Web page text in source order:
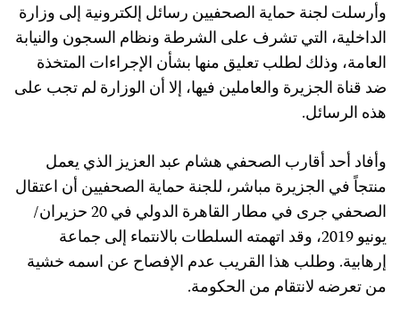
وأرسلت لجنة حماية الصحفيين رسائل إلكترونية إلى وزارة
الداخلية، التي تشرف على الشرطة ونظام السجون والنيابة
العامة، وذلك لطلب تعليق منها بشأن الإجراءات المتخذة
ضد قناة الجزيرة والعاملين فيها، إلا أن الوزارة لم تجب على
هذه الرسائل.
وأفاد أحد أقارب الصحفي هشام عبد العزيز الذي يعمل
منتجاً في الجزيرة مباشر، للجنة حماية الصحفيين أن اعتقال
الصحفي جرى في مطار القاهرة الدولي في 20 حزيران/
يونيو 2019، وقد اتهمته السلطات بالانتماء إلى جماعة
إرهابية. وطلب هذا القريب عدم الإفصاح عن اسمه خشية
من تعرضه لانتقام من الحكومة.